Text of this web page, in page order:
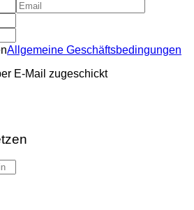
Allgemeine Geschäftsbedingungen
E-Mail zugeschickt